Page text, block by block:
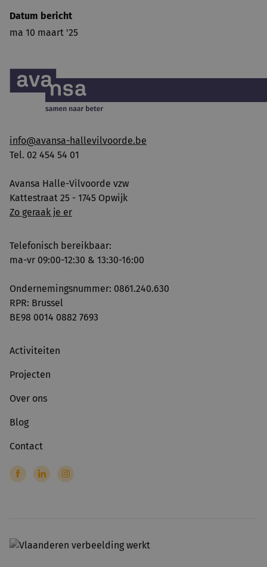
Datum bericht
ma 10 maart '25
info@avansa-hallevilvoorde.be
Tel. 02 454 54 01
Avansa Halle-Vilvoorde vzw
Kattestraat 25 - 1745 Opwijk
Zo geraak je er
Telefonisch bereikbaar:
ma-vr 09:00-12:30 & 13:30-16:00
Ondernemingsnummer: 0861.240.630
RPR: Brussel
BE98 0014 0882 7693
Activiteiten
Projecten
Over ons
Blog
Contact